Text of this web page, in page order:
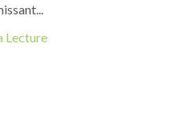
Lecture